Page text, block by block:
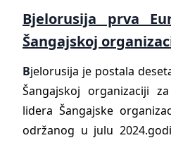
Bjelorusija prva
Šangajskoj
Bjelorusija je postala
Šangajskoj organizaciji
lidera Šangajske
održanog u julu